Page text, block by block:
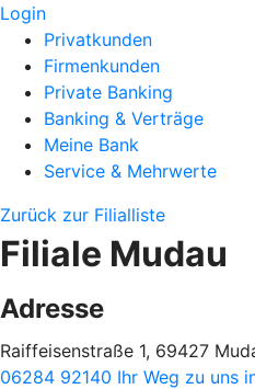
Login
Privatkunden
Firmenkunden
Private Banking
Banking & Verträge
Meine Bank
Service & Mehrwerte
Zurück zur Filialliste
Filiale Mudau
Adresse
Raiffeisenstraße 1, 69427
06284 92140 Ihr Weg zu uns